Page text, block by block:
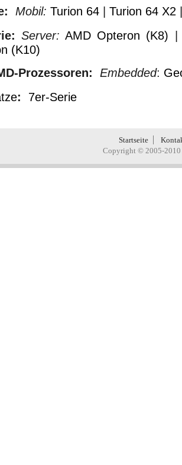
Mobil: Turion 64 Turion 64 X2
Server: AMD Opteron (K8)
(K10)
Prozessoren:
Embedded:
: 7er-Serie
Startseite
Copyright © 2005-2010